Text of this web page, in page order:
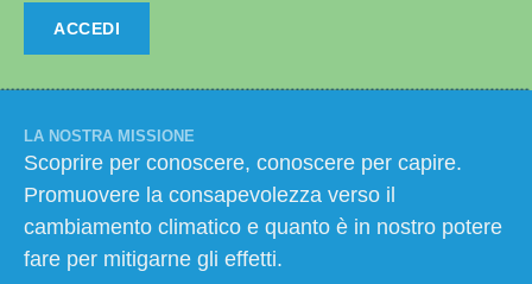
ACCEDI
LA NOSTRA MISSIONE
Scoprire per conoscere, conoscere per capire.
Promuovere la consapevolezza verso il
cambiamento climatico e quanto è in nostro potere
fare per mitigarne gli effetti.